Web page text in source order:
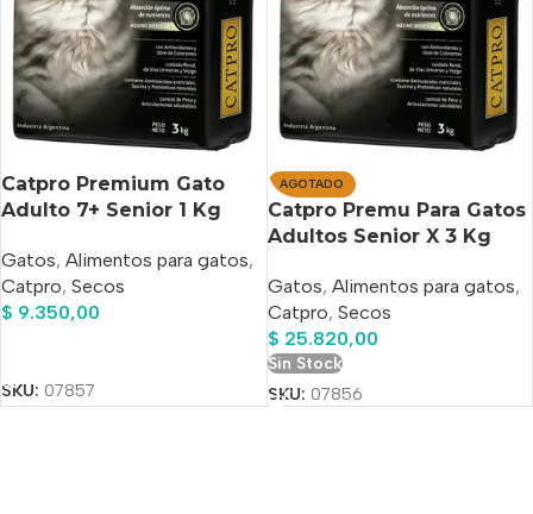
Catpro Premium Gato
Adulto 7+ Senior 1 Kg
Gatos, Alimentos para gatos,
Catpro, Secos
$ 9.350,00
SKU: 07857
AGOTADO
Catpro Premu Para Gatos
Adultos Senior X 3 Kg
Gatos, Alimentos para gatos,
Catpro, Secos
$ 25.820,00
Sin Stock
SKU: 07856